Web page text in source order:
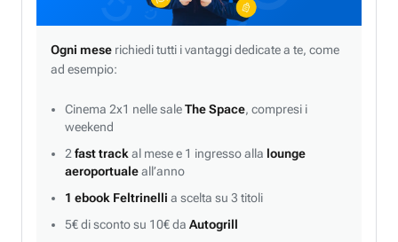
Ogni mese richiedi tutti i vantaggi dedicate a te, come
ad esempio:
Cinema 2x1 nelle saleThe Space, compresi i
weekend
2 fast track al mese e 1 ingresso alla lounge
aeroportualeall’anno
1 ebook Feltrinelli a scelta su 3 titoli
5€ di sconto su 10€ da Autogrill